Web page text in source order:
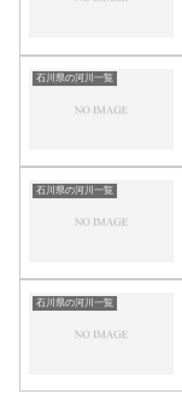
石川県の河川一覧
石川県の河川一覧
石川県の河川一覧